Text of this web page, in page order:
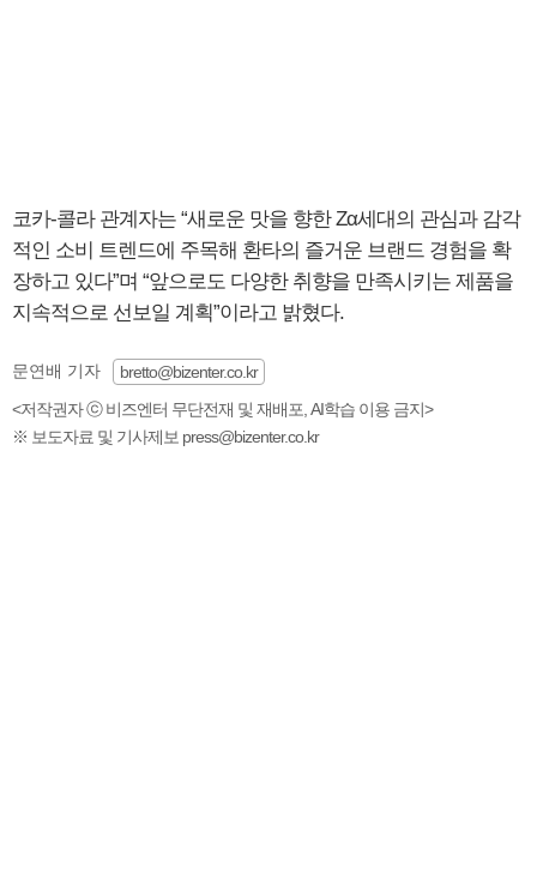
코카-콜라 관계자는 “새로운 맛을 향한 Zα세대의 관심과 감각
적인 소비 트렌드에 주목해 환타의 즐거운 브랜드 경험을 확
장하고 있다”며 “앞으로도 다양한 취향을 만족시키는 제품을
지속적으로 선보일 계획”이라고 밝혔다.
문연배 기자
bretto@bizenter.co.kr
<저작권자 ⓒ 비즈엔터 무단전재 및 재배포, AI학습 이용 금지>
※ 보도자료 및 기사제보 press@bizenter.co.kr